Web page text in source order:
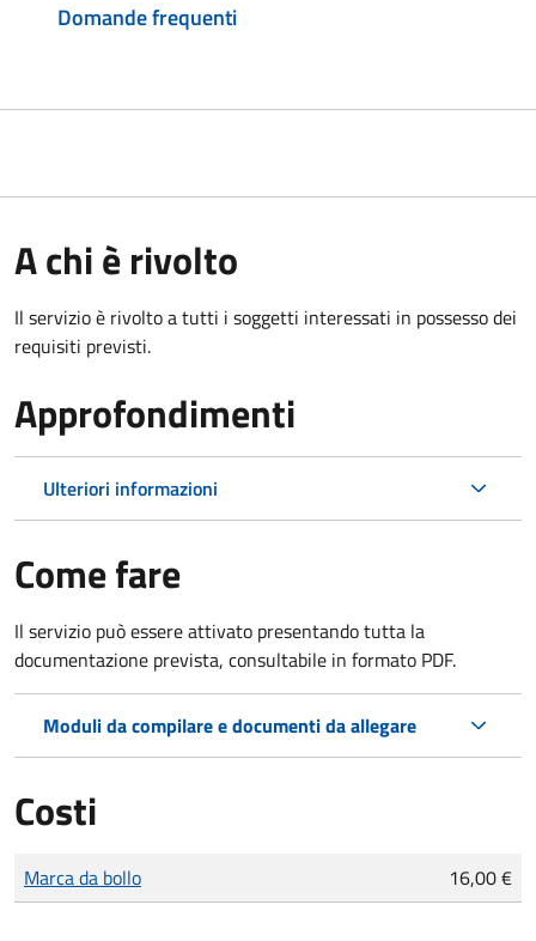
Domande frequenti
A chi è rivolto
Il servizio è rivolto a tutti i soggetti interessati in possesso dei
requisiti previsti.
Approfondimenti
Ulteriori informazioni
Come fare
Il servizio può essere attivato presentando tutta la
documentazione prevista, consultabile in formato PDF.
Moduli da compilare e documenti da allegare
Costi
Tipo di pagamento
Importo
Marca da bollo 16,00 €